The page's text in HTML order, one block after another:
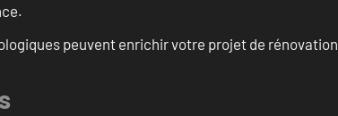
peuvent enrichir votre projet de rénovation